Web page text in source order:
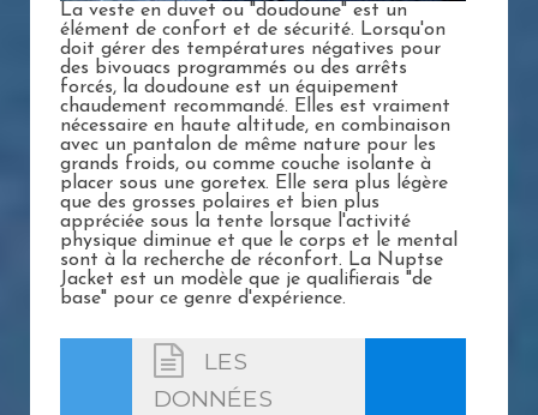
La veste en duvet ou "doudoune" est un
élément de confort et de sécurité. Lorsqu'on
doit gérer des températures négatives pour
des bivouacs programmés ou des arrêts
forcés, la doudoune est un équipement
chaudement recommandé. Elles est vraiment
nécessaire en haute altitude, en combinaison
avec un pantalon de même nature pour les
grands froids, ou comme couche isolante à
placer sous une goretex. Elle sera plus légère
que des grosses polaires et bien plus
appréciée sous la tente lorsque l'activité
physique diminue et que le corps et le mental
sont à la recherche de réconfort. La Nuptse
Jacket est un modèle que je qualifierais "de
base" pour ce genre d'expérience.
LES
DONNÉES